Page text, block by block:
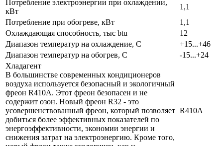
Потребление электроэнергии при охлаждении,
кВт
1,1
Потребление при обогреве, кВт
1,1
Охлаждающая способность, тыс btu
12
Диапазон температур на охлаждение, С
+15...+46
Диапазон температур на обогрев, С
-15...+24
Хладагент
В большинстве современных кондиционеров
воздуха используется безопасный и экологичный
фреон R410A. Этот фреон безопасен и не
содержит озон. Новый фреон R32 - это
усовершенствованный фреон, который позволяет
добиться более эффективных показателей по
энергоэффективности, экономии энергии и
снижения затрат на электроэнергию. Кроме того,
R410A